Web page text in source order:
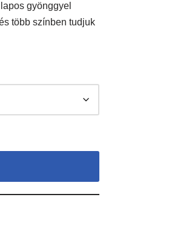
gyönggyel
több színben tudjuk